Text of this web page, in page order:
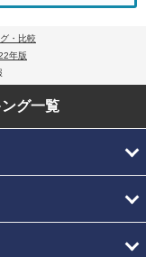
・比較
年版
グ一覧